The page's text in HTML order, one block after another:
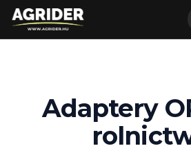
Adaptery